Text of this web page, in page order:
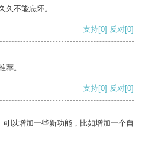
久不能忘怀。
支持[0] 反对[0]
荐。
支持[0] 反对[0]
以增加一些新功能，比如增加一个自